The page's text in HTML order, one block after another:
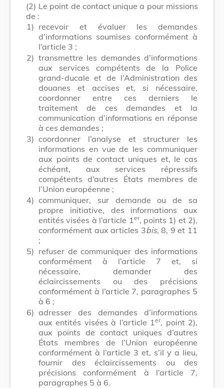
(2) Le point de contact unique a pour missions
de :
1) recevoir et évaluer les demandes
d’informations soumises conformément à
l’article 3 ;
2) transmettre les demandes d’informations
aux services compétents de la Police
grand-ducale et de l’Administration des
douanes et accises et, si nécessaire,
coordonner entre ces derniers le
traitement de ces demandes et la
communication d’informations en réponse
à ces demandes ;
3) coordonner l’analyse et structurer les
informations en vue de les communiquer
aux points de contact uniques et, le cas
échéant, aux services répressifs
compétents d’autres États membres de
l’Union européenne ;
4) communiquer, sur demande ou de sa
propre initiative, des informations aux
entités visées à l’article 1 er, points 1) et 2),
conformément aux articles 3bis, 8, 9 et 11
;
5) refuser de communiquer des informations
conformément à l’article 7 et, si
nécessaire, demander des
éclaircissements ou des précisions
conformément à l’article 7, paragraphes 5
à 6 ;
6) adresser des demandes d’informations
aux entités visées à l’article 1er, point 2),
aux points de contact uniques d’autres
États membres de l’Union européenne
conformément à l’article 3 et, s’il y a lieu,
fournir des éclaircissements ou des
précisions conformément à l’article 7,
paragraphes 5 à 6.